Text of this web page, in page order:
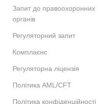
Запит до правоохоронних
органів
Регуляторний запит
Комплаєнс
Регуляторна ліцензія
Політика AML/CFT
Політика конфіденційності